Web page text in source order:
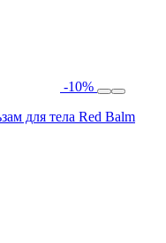
-10%
для тела Red Balm